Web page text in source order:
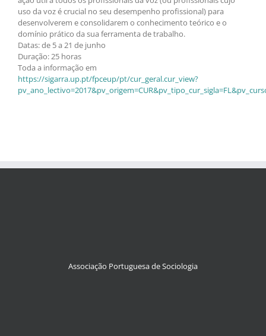
uso da voz é crucial no seu desempenho profissional) para
desenvolverem e consolidarem o conhecimento teórico e o
domínio prático da sua ferramenta de trabalho.
Datas: de 5 a 21 de junho
Duração: 25 horas
Toda a informação em
https://sigarra.up.pt/fpceup/pt/cur_geral.cur_view?
Associação Portuguesa de Sociologia